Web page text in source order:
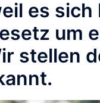
es sich
um
stellen